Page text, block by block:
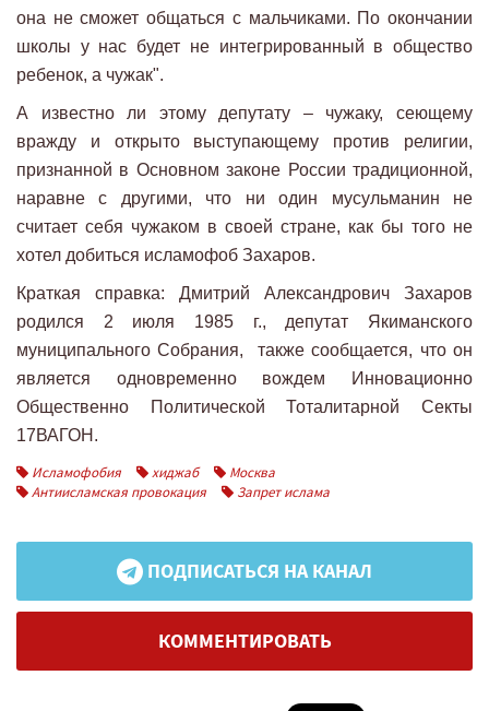
она не сможет общаться с мальчиками. По окончании
школы у нас будет не интегрированный в общество
ребенок, а чужак".
А известно ли этому депутату – чужаку, сеющему
вражду и открыто выступающему против религии,
признанной в Основном законе России традиционной,
наравне с другими, что ни один мусульманин не
считает себя чужаком в своей стране, как бы того не
хотел добиться исламофоб Захаров.
Краткая справка: Дмитрий Александрович Захаров
родился 2 июля 1985 г., депутат Якиманского
муниципального Собрания, также сообщается, что он
является одновременно вождем Инновационно
Общественно Политической Тоталитарной Секты
17ВАГОН.
Исламофобия
хиджаб
Москва
Антиисламская провокация
Запрет ислама
ПОДПИСАТЬСЯ НА КАНАЛ
КОММЕНТИРОВАТЬ